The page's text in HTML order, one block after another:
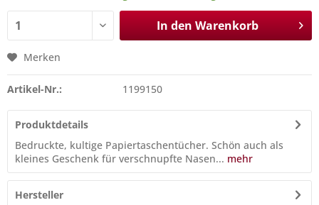
In den Warenkorb
Merken
Artikel-Nr.: 1199150
Produktdetails
Bedruckte, kultige Papiertaschentücher. Schön auch als
kleines Geschenk für verschnupfte Nasen... mehr
Hersteller